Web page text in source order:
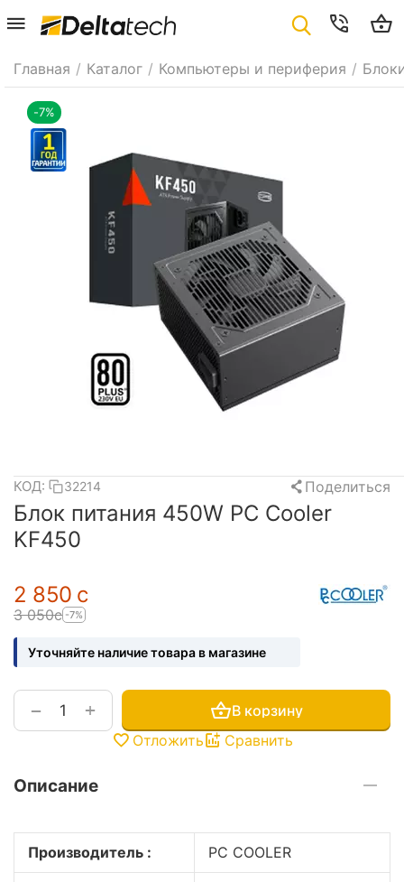
Главная / Каталог / Компьютеры и периферия /
-7%
КОД: 32214 Поделиться
Блок питания 450W PC Cooler
KF450
2 850 с
3 050с -7%
Уточняйте наличие товара в магазине
+
−
В корзину
Отложить
Сравнить
Описание
Производитель : PC COOLER